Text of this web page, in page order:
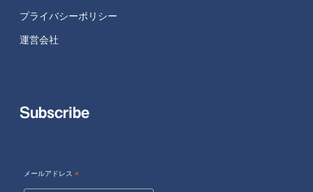
プライバシーポリシー
運営会社
Subscribe
メールアドレス *